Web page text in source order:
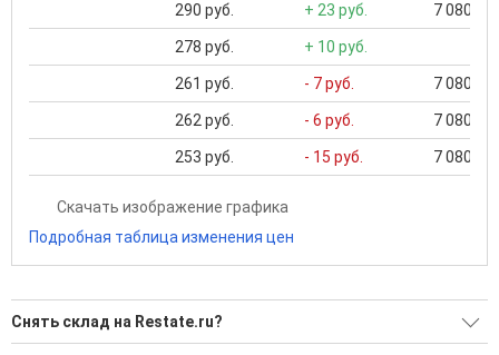
290 руб. + 23 руб. 7 080 ...
278 руб. + 10 руб.
261 руб. - 7 руб. 7 080 ...
262 руб. - 6 руб. 7 080 ...
253 руб. - 15 руб. 7 080 ...
Скачать изображение графика
Подробная таблица изменения цен
Снять склад на Restate.ru?